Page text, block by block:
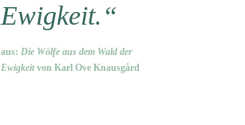
Ewigkeit.“
aus: Die Wölfe aus dem Wald der
Ewigkeitvon Karl Ove Knausgård